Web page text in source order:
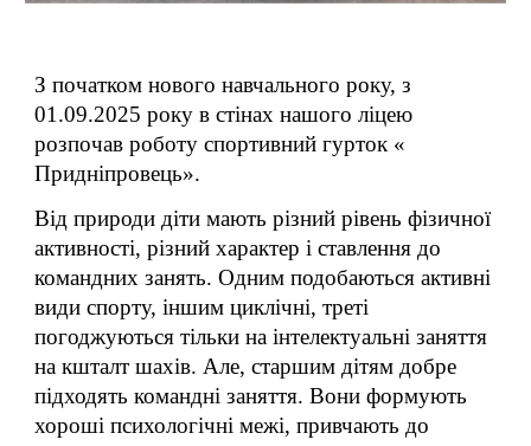
З початком нового навчального року, з
01.09.2025 року в стінах нашого ліцею
розпочав роботу спортивний гурток «
Придніпровець».
Від природи діти мають різний рівень фізичної
активності, різний характер і ставлення до
командних занять. Одним подобаються активні
види спорту, іншим циклічні, треті
погоджуються тільки на інтелектуальні заняття
на кшталт шахів. Але, старшим дітям добре
підходять командні заняття. Вони формують
хороші психологічні межі, привчають до